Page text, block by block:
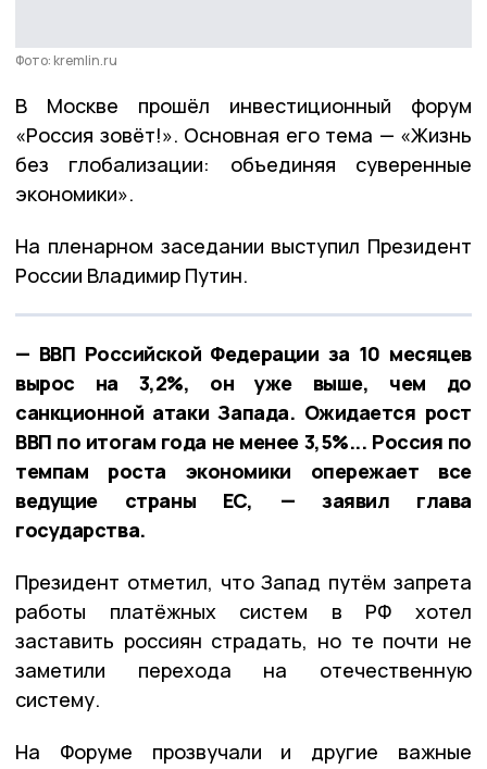
Фото: kremlin.ru
В Москве прошёл инвестиционный форум
«Россия зовёт!». Основная его тема — «Жизнь
без глобализации: объединяя суверенные
экономики».
На пленарном заседании выступил Президент
России Владимир Путин.
— ВВП Российской Федерации за 10 месяцев
вырос на 3,2%, он уже выше, чем до
санкционной атаки Запада. Ожидается рост
ВВП по итогам года не менее 3,5%... Россия по
темпам роста экономики опережает все
ведущие страны ЕС, — заявил глава
государства.
Президент отметил, что Запад путём запрета
работы платёжных систем в РФ хотел
заставить россиян страдать, но те почти не
заметили перехода на отечественную
систему.
На Форуме прозвучали и другие важные